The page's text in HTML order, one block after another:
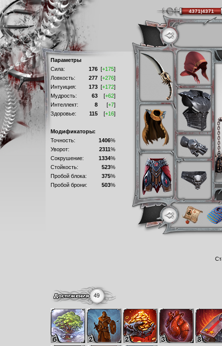
Параметры
Сила:
176 [+175]
Ловкость:
277 [+276]
Интуиция:
173 [+172]
Мудрость:
63 [+62]
Интеллект:
8 [+7]
Здоровье:
115 [+16]
Модификаторы:
Точность:
1406%
Уворот:
2311%
Сокрушение:
1334%
Стойкость:
523%
Пробой блока:
375%
Пробой брони:
503%
49
4371|4371